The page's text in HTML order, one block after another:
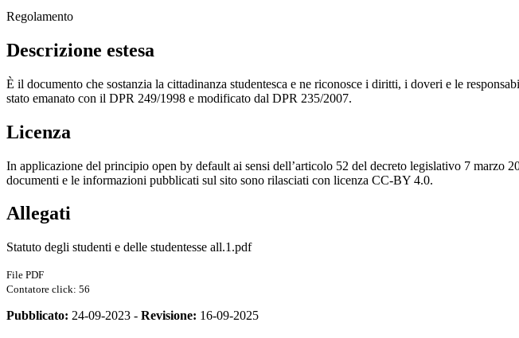
Regolamento
Descrizione estesa
È il documento che sostanzia la cittadinanza studentesca e ne riconosce i diritti, i doveri e le
stato emanato con il DPR 249/1998 e modificato dal DPR 235/2007.
Licenza
In applicazione del principio open by default ai sensi dell’articolo 52 del decreto legislativo 7
documenti e le informazioni pubblicati sul sito sono rilasciati con licenza CC-BY 4.0.
Allegati
Statuto degli studenti e delle studentesse all.1.pdf
File PDF
Contatore click: 56
Pubblicato: 24-09-2023 - Revisione: 16-09-2025